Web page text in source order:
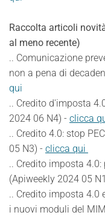
Raccolta articoli
al meno recente)
.. Comunicazione
non a pena di
qui
.. Credito d'imposta
2024 06 N4) - clicca
.. Credito 4.0: stop
05 N3) - clicca qui
.. Credito imposta
(Apiweekly 2024 05
.. Credito imposta 4.0
i nuovi moduli del